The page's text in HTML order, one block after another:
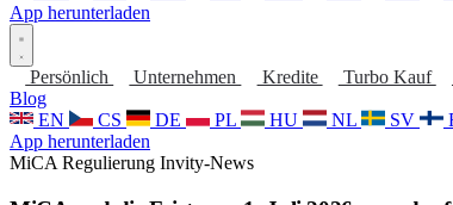
App herunterladen
Persönlich Unternehmen Kredite Turbo Kauf
Blog
EN
CS DE PL HU NL SV
App herunterladen
MiCA Regulierung Invity-News